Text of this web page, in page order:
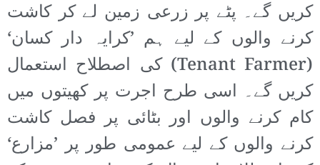
کریں گے۔ پٹے پر زرعی زمین لے کر کاشت
کرنے والوں کے لیے ہم ’کرایہ دار کسان‘
(Tenant Farmer) کی اصطلاح استعمال
کریں گے۔ اسی طرح اجرت پر کھیتوں میں
کام کرنے والوں اور بٹائی پر فصل کاشت
کرنے والوں کے لیے عمومی طور پر ’مزارع‘